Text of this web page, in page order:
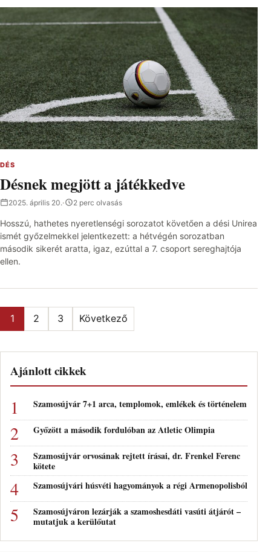
DÉS
Désnek megjött a játékkedve
2025. április 20.· 2 perc olvasás
Hosszú, hathetes nyeretlenségi sorozatot követően a dési Unirea
ismét győzelmekkel jelentkezett: a hétvégén sorozatban
második sikerét aratta, igaz, ezúttal a 7. csoport sereghajtója
ellen.
Bejegyzések lapozása
1 2 3 Következő
Ajánlott cikkek
Szamosújvár 7+1 arca, templomok, emlékek és történelem
Győzött a második fordulóban az Atletic Olimpia
Szamosújvár orvosának rejtett írásai, dr. Frenkel Ferenc
kötete
Szamosújvári húsvéti hagyományok a régi Armenopolisból
Szamosújváron lezárják a szamoshesdáti vasúti átjárót –
mutatjuk a kerülőutat